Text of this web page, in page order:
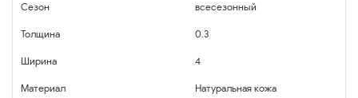
Сезон всесезонный
Толщина 0.3
Ширина 4
Материал Натуральная кожа